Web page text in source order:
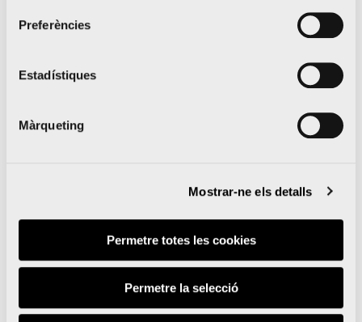
Preferències
Estadístiques
Màrqueting
Mostrar-ne els detalls
Permetre totes les cookies
Permetre la selecció
El divendres 18 de setembre, jornada inaugural de
«Al Maratón con Serrano» a València
La UPV i la Marató
València renoven la pista
d’atletisme del Campus